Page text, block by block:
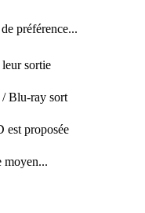
préférence...
sortie
Blu-ray sort
est proposée
moyen...